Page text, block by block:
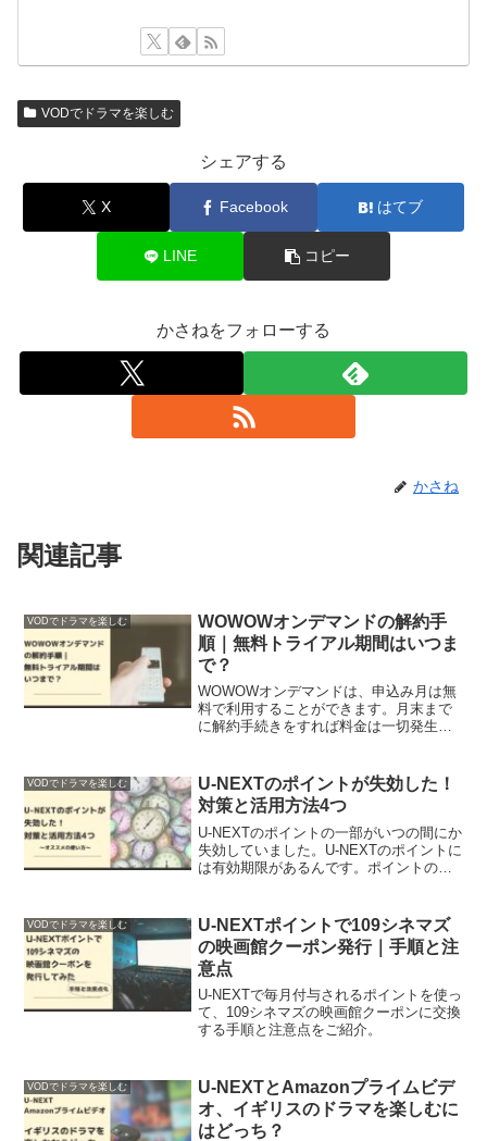
VODでドラマを楽しむ
シェアする
X Facebook はてブ
LINE コピー
かさねをフォローする
かさね
関連記事
VODでドラマを楽しむ
WOWOWオンデマンドの解約手
順｜無料トライアル期間はいつま
で？
WOWOWオンデマンドは、申込み月は無
料で利用することができます。月末まで
に解約手続きをすれば料金は一切発生し
VODでドラマを楽しむ
U-NEXTのポイントが失効した！
対策と活用方法4つ
U-NEXTのポイントの一部がいつの間にか
失効していました。U-NEXTのポイントに
は有効期限があるんです。ポイントの失
VODでドラマを楽しむ
U-NEXTポイントで109シネマズ
の映画館クーポン発行｜手順と注
意点
U-NEXTで毎月付与されるポイントを使っ
て、109シネマズの映画館クーポンに交換
する手順と注意点をご紹介。
VODでドラマを楽しむ
U-NEXTとAmazonプライムビデ
オ、イギリスのドラマを楽しむに
はどっち？